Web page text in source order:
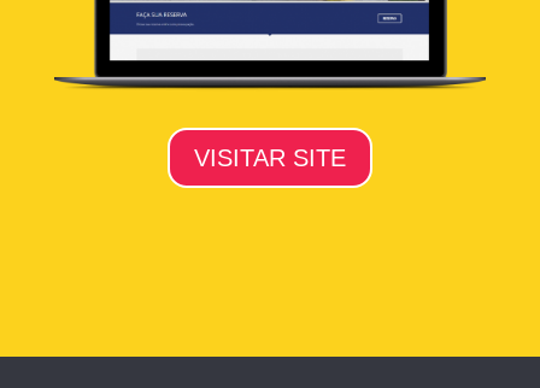
VISITAR SITE